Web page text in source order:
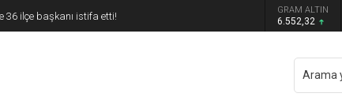
GRAM ALTIN
6.552,32